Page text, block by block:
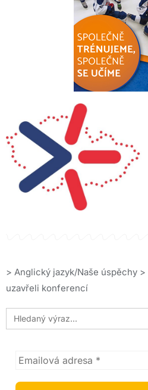
> Anglický jazyk/Naše úspěchy >
uzavřeli konferencí
Search
for: